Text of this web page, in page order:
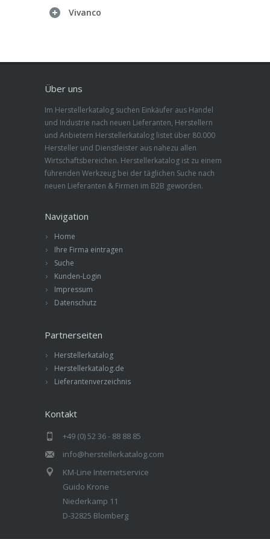
Vivanco
Über uns
Im Herstellerkatalog suchen Einkäufer aus Handel
und Industrie nach neuen Lieferanten, Herstellern
und Anbietern Herstellerkatalog listet über 80.000
Hersteller und Dienstleister aus nahezu allen
Wirtschaftsbereichen. Herstellerkatalog ist zu einem
führenden Werkzeug bei der täglichen Suche nach
neuen Lieferanten & Firmen im B2B geworden.
Navigation
Home
Ihre Firma eintragen
Suche
Kunden-Login
Impressum
Datenschutz
Partnerseiten
Herstellerkatalog
Herstellerkatalog.de
Lieferantenverzeichnis
Kontakt
+49 (0) 52 36 - 88 88 85
info@herstellerkatalog.com
KM-Line Internetservice
Guido Krone
Niederkamp 11
D-32825 Blomberg